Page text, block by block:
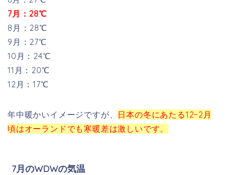
7月：28℃
8月：28℃
9月：27℃
10月：24℃
11月：20℃
12月：17℃
年中暖かいイメージですが、 日本の冬にあたる12~2月
頃はオーランドでも寒暖差は激しいです。
7月のWDWの気温